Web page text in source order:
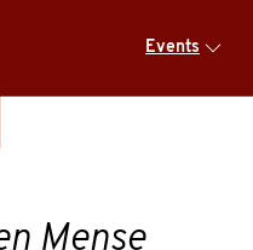
Events
Mense